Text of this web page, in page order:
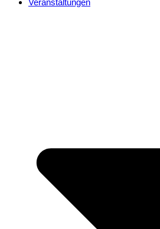
Veranstaltungen